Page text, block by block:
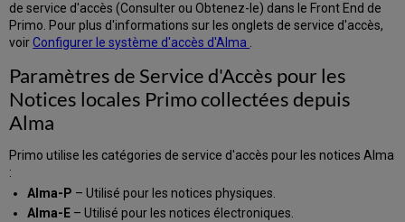
de service d'accès (Consulter ou Obtenez-le) dans le Front End de
Primo. Pour plus d'informations sur les onglets de service d'accès,
voirConfigurer le système d'accès d'Alma .
Paramètres de Service d'Accès pour les
Notices locales Primo collectées depuis
Alma
Primo utilise les catégories de service d'accès pour les notices Alma
:
Alma-P – Utilisé pour les notices physiques.
Alma-E– Utilisé pour les notices électroniques.